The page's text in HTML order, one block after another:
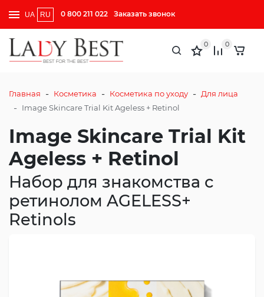
UA RU 0 800 211 022 Заказать звонок
0 0
Главная - Косметика - Косметика по уходу - Для лица
- Image Skincare Trial Kit Ageless + Retinol
Image Skincare Trial Kit
Ageless + Retinol
Набор для знакомства с
ретинолом AGELESS+
Retinols